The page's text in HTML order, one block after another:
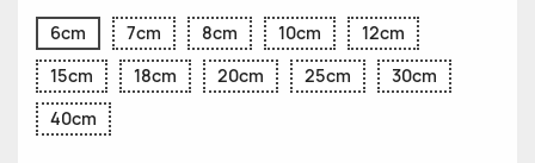
6cm 7cm 8cm 10cm
12cm
15cm
18cm 20cm 25cm
30cm
40cm